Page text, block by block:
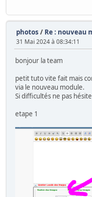
photos / Re : nouveau
31 Mai 2024 à 08:34:11
bonjour la team
petit tuto vite fait mais
via le nouveau module.
Si difficultés ne pas
etape 1